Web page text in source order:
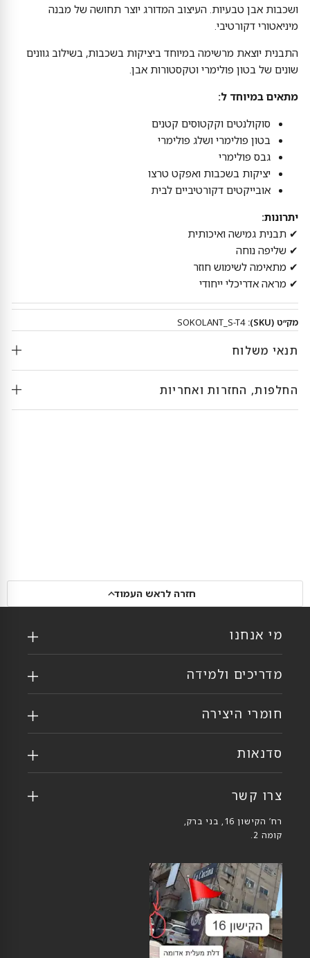
ושכבות אבן טבעיות. העיצוב המדורג יוצר תחושה של מבנה
מיניאטורי דקורטיבי.
התבנית יוצאת מרשימה במיוחד ביציקות בשכבות, בשילוב גוונים
שונים של בטון פולימרי וטקסטורות אבן.
מתאים במיוחד ל:
סוקולנטים וקקטוסים קטנים
בטון פולימרי ושלג פולימרי
גבס פולימרי
יציקות בשכבות ואפקט טרצו
אובייקטים דקורטיביים לבית
יתרונות:
✔ תבנית גמישה ואיכותית
✔ שליפה נוחה
✔ מתאימה לשימוש חוזר
✔ מראה אדריכלי ייחודי
מק״ט (SKU): SOKOLANT_S-T4
תנאי משלוח
החלפות, החזרות ואחריות
חזרה לראש העמוד
מי אנחנו
מדריכים ולמידה
חומרי היצירה
סדנאות
צרו קשר
רח’ הקישון 16, בני ברק,
קומה 2.